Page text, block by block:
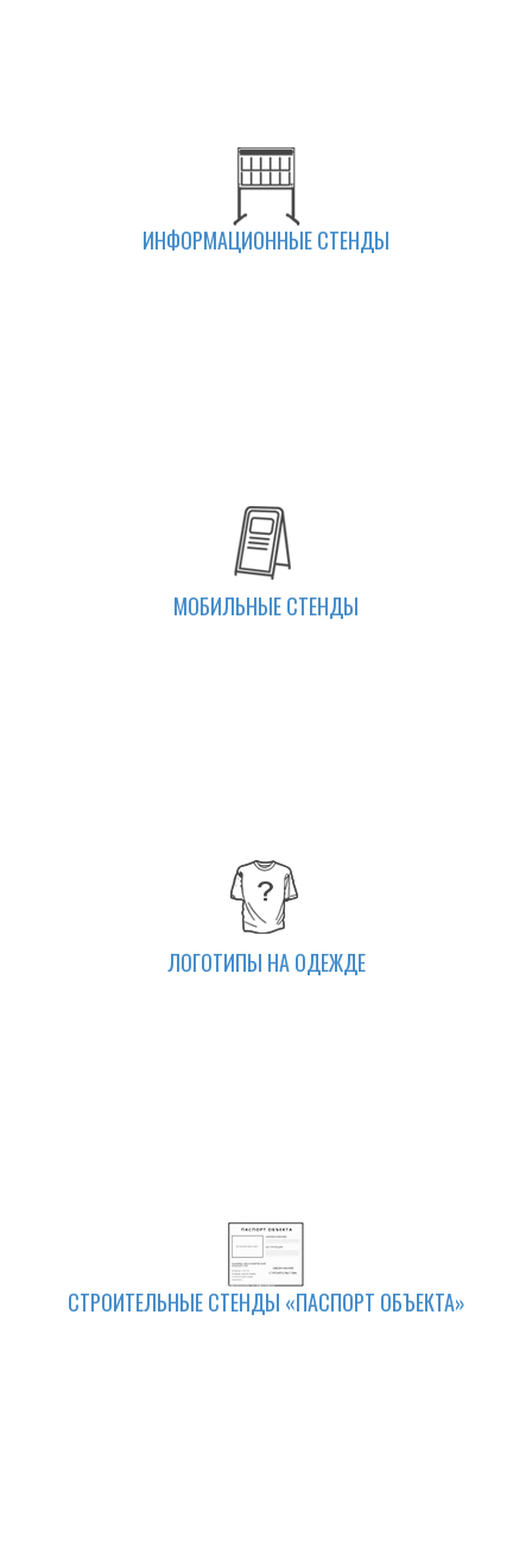
ИНФОРМАЦИОННЫЕ СТЕНДЫ
МОБИЛЬНЫЕ СТЕНДЫ
ЛОГОТИПЫ НА ОДЕЖДЕ
СТРОИТЕЛЬНЫЕ СТЕНДЫ «ПАСПОРТ ОБЪЕКТА»